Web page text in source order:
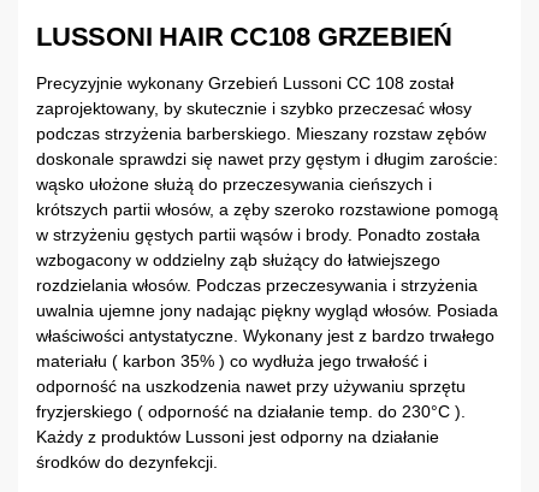
LUSSONI HAIR CC108 GRZEBIEŃ
Precyzyjnie wykonany Grzebień Lussoni CC 108 został
zaprojektowany, by skutecznie i szybko przeczesać włosy
podczas strzyżenia barberskiego. Mieszany rozstaw zębów
doskonale sprawdzi się nawet przy gęstym i długim zaroście:
wąsko ułożone służą do przeczesywania cieńszych i
krótszych partii włosów, a zęby szeroko rozstawione pomogą
w strzyżeniu gęstych partii wąsów i brody. Ponadto została
wzbogacony w oddzielny ząb służący do łatwiejszego
rozdzielania włosów. Podczas przeczesywania i strzyżenia
uwalnia ujemne jony nadając piękny wygląd włosów. Posiada
właściwości antystatyczne. Wykonany jest z bardzo trwałego
materiału ( karbon 35% ) co wydłuża jego trwałość i
odporność na uszkodzenia nawet przy używaniu sprzętu
fryzjerskiego ( odporność na działanie temp. do 230°C ).
Każdy z produktów Lussoni jest odporny na działanie
środków do dezynfekcji.